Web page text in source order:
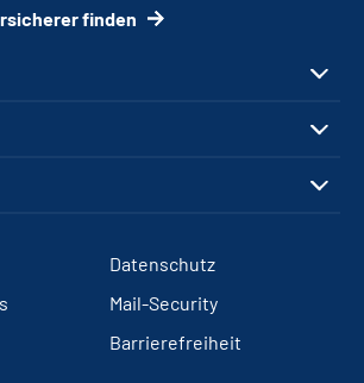
finden
Datenschutz
Mail-Security
Barrierefreiheit